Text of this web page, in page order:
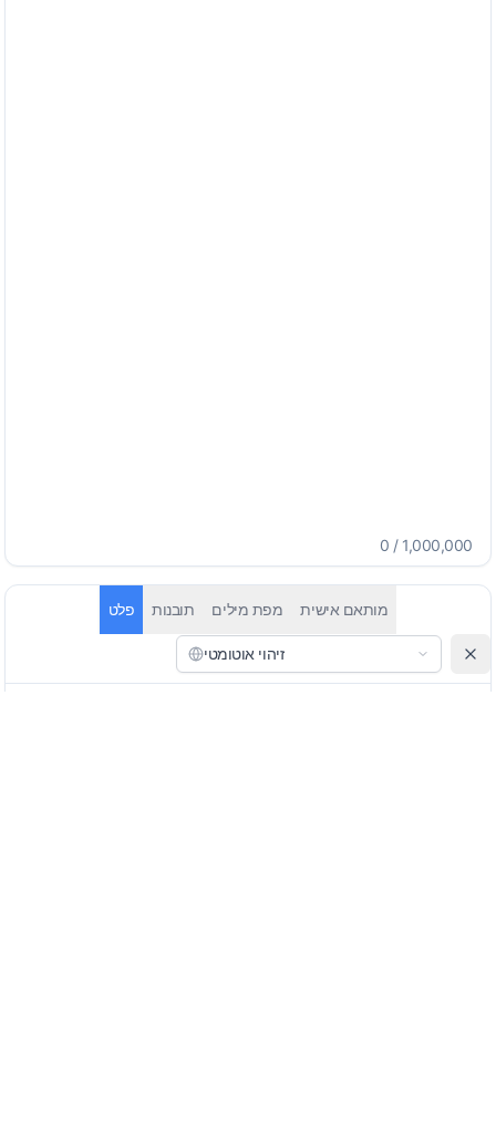
0 / 1,000,000
פלט תובנות מפת מילים מותאם אישית
זיהוי אוטומטי